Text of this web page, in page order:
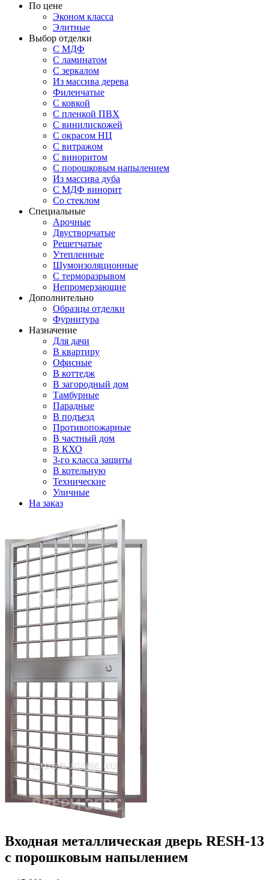
По цене
Эконом класса
Элитные
Выбор отделки
С МДФ
С ламинатом
С зеркалом
Из массива дерева
Филенчатые
С ковкой
С пленкой ПВХ
С винилискожей
С окрасом НЦ
С витражом
С виноритом
С порошковым напылением
Из массива дуба
С МДФ винорит
Со стеклом
Специальные
Арочные
Двустворчатые
Решетчатые
Утепленные
Шумоизоляционные
С терморазрывом
Непромерзающие
Дополнительно
Образцы отделки
Фурнитура
Назначение
Для дачи
В квартиру
Офисные
В коттедж
В загородный дом
Тамбурные
Парадные
В подъезд
Противопожарные
В частный дом
В КХО
3-го класса защиты
В котельную
Технические
Уличные
На заказ
Входная металлическая дверь RESH-13
с порошковым напылением